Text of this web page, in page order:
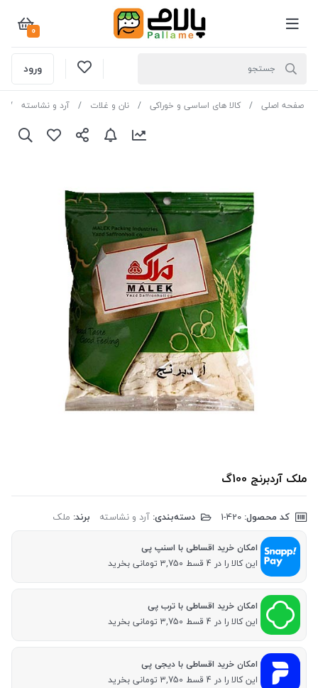
0
ورود
صفحه اصلی کالا های اساسی و خوراکی نان و غلات آرد و نشاسته
ملک آردبرنج 100گ
کد محصول: دسته‌بندی: آرد و نشاسته برند: ملک
امکان خرید اقساطی با اسنپ پی
این کالا را در 4 قسط 3,750 تومانی بخرید
امکان خرید اقساطی با ترب پی
این کالا را در 4 قسط 3,750 تومانی بخرید
امکان خرید اقساطی با دیجی پی
این کالا را در 4 قسط 3,750 تومانی بخرید